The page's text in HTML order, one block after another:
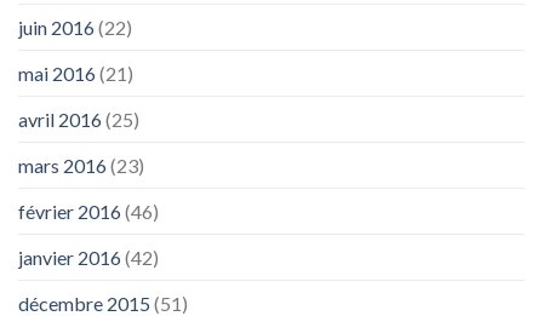
juin 2016(22)
mai 2016(21)
avril 2016(25)
mars 2016(23)
février 2016(46)
janvier 2016(42)
décembre 2015 (51)